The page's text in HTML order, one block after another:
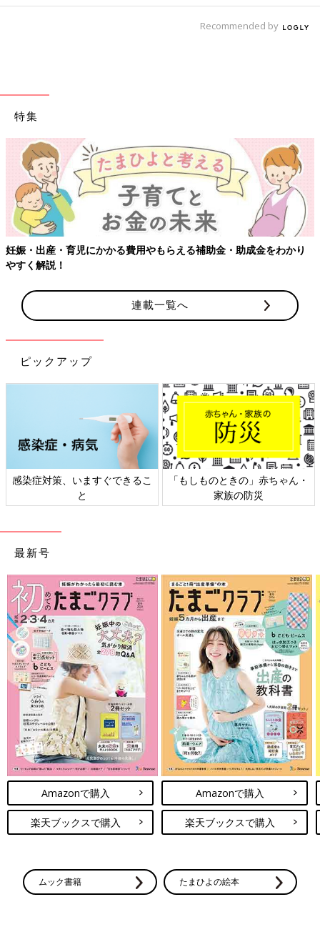
Recommended by
特集
助成金をわかり
【ワクチン接種できるものも】妊婦の感染症対
連載一覧へ
ピックアップ
のときの」赤ちゃん・
日本外来小児科学会リーフレッ
六星占
最新号
Amazonで購入
楽天ブックスで購入
Amazonで購入
楽天ブックスで購入
ムック書籍 たまひよの絵本